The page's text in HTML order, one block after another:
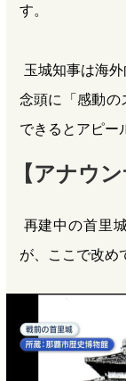
す。
玉城知事は海
念頭に「感動の
できるとアピー
【アナウ
再建中の首里
が、ここで改め